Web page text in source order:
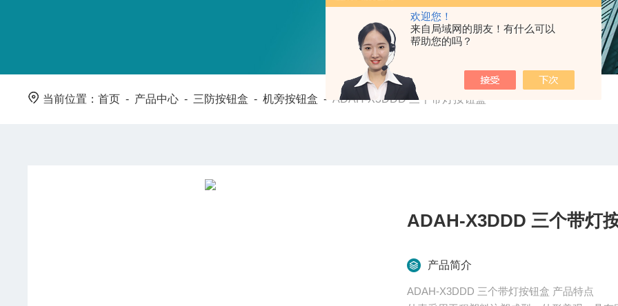
欢迎您！
来自局域网的朋友！有什么可以
帮助您的吗？
当前位置：首页 - 产品中心 - 三防按钮盒 -机旁按钮盒 -ADAH-X3DDD 三个带灯按钮盒
ADAH-X3DDD 三个带灯
产品简介
ADAH-X3DDD 三个带灯按钮盒 产品特点